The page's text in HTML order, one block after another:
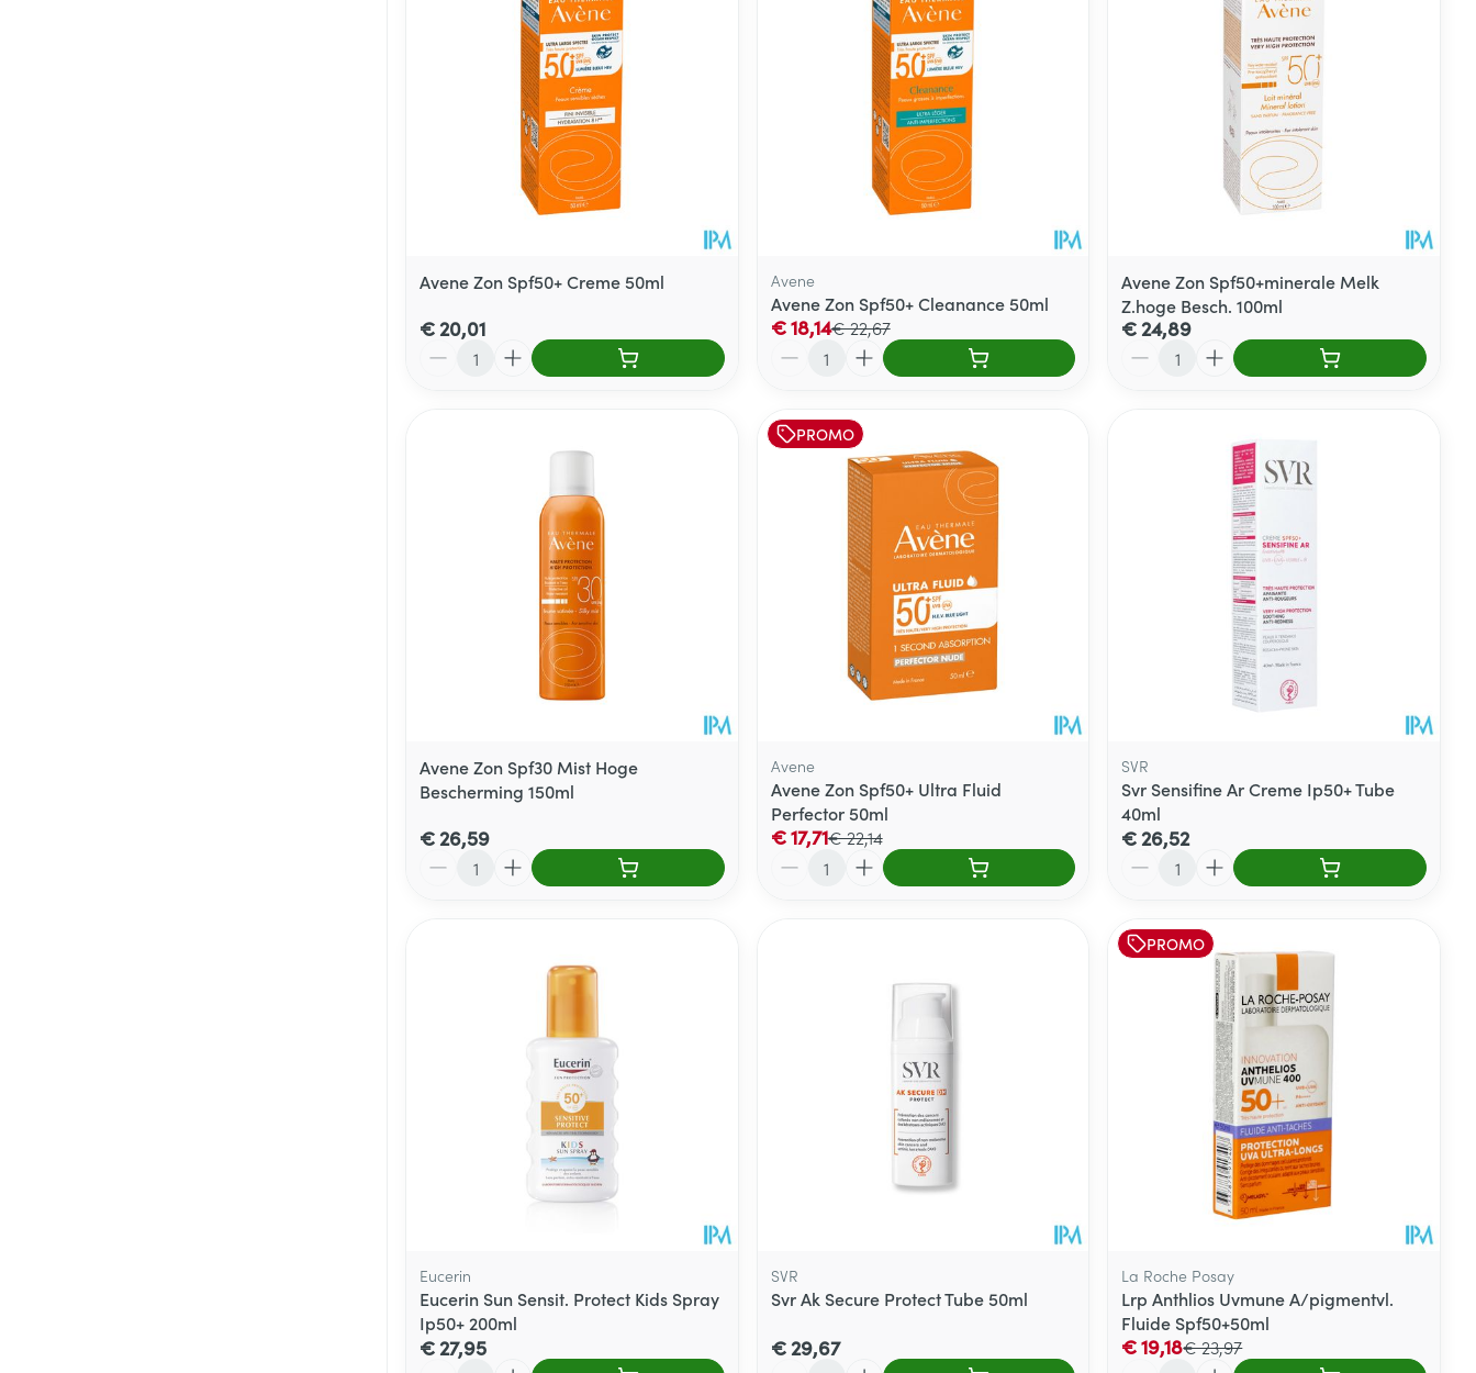
Avene Zon Spf50+ Creme 50ml
€ 20,01
Avene
Avene Zon Spf50+ Cleanance 50ml
€ 22,67
€ 18,14
Avene Zon Spf50+minerale Melk
Z.hoge Besch. 100ml
€ 24,89
Avene Zon Spf30 Mist Hoge
Bescherming 150ml
€ 26,59
PROMO
Avene
Avene Zon Spf50+ Ultra Fluid
Perfector 50ml
€ 22,14
€ 17,71
SVR
Svr Sensifine Ar Creme Ip50+ Tube
40ml
€ 26,52
Eucerin
Eucerin Sun Sensit. Protect Kids Spray
Ip50+ 200ml
€ 27,95
SVR
Svr Ak Secure Protect Tube 50ml
€ 29,67
PROMO
La Roche Posay
Lrp Anthlios Uvmune A/pigmentvl.
Fluide Spf50+50ml
€ 23,97
€ 19,18